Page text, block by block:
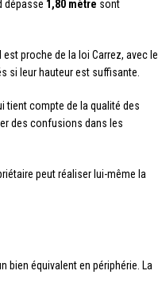
dépasse 1,80 mètre sont
proche de la loi Carrez, avec le
si leur hauteur est suffisante.
tient compte de la qualité des
des confusions dans les
peut réaliser lui-même la
bien équivalent en périphérie. La